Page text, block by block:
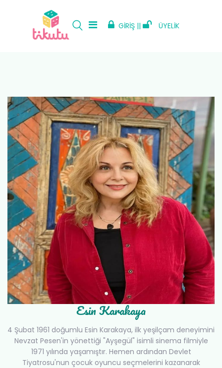
GİRİŞ || ÜYELİK
Esin Karakaya
4 Şubat 1961 doğumlu Esin Karakaya, ilk yeşilçam deneyimini
Nevzat Pesen'in yönettiği "Ayşegül" isimli sinema filmiyle
1971 yılında yaşamıştır. Hemen ardından Devlet
Tiyatrosu'nun çocuk oyuncu seçmelerini kazanarak